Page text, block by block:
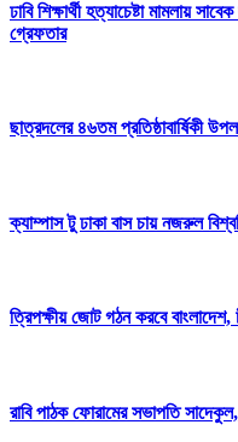
ঢাবি শিক্ষার্থী হত্যাচেষ্টা মামলায়
গ্রেফতার
ছাত্রদলের ৪৬তম প্রতিষ্ঠাবার্ষিকী
ক্যাম্পাস টু ঢাকা বাস চায় নজরুল
ত্রিপক্ষীয় জোট গঠন করবে বাংলাদেশ,
রাবি পাঠক ফোরামের সভাপতি